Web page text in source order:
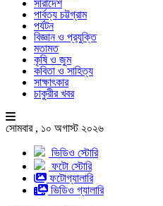
সারাদেশ
পার্বত্য চট্টগ্রাম
পর্যটন
বিজ্ঞান ও প্রযুক্তি
মতামত
কৃষি ও জুম
কবিতা ও সাহিত্য
সাক্ষাৎকার
চাকুরীর খবর
সোমবার , ১০ অগাস্ট ২০২৬
ভিডিও স্টোরি
ফটো স্টোরি
ফটোগ্যালারি
ভিডিও গ্যালারি